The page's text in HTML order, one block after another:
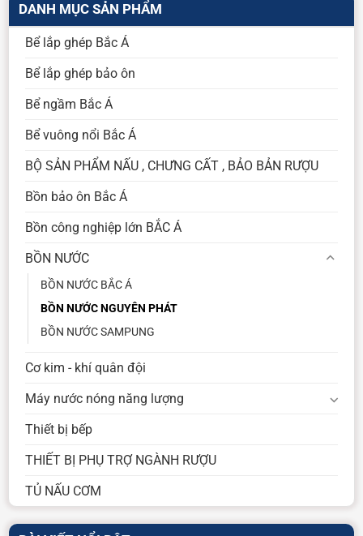
DANH MỤC SẢN PHẨM
Bể lắp ghép Bắc Á
Bể lắp ghép bảo ôn
Bể ngầm Bắc Á
Bể vuông nổi Bắc Á
BỘ SẢN PHẨM NẤU , CHƯNG CẤT , BẢO BẢN RƯỢU
Bồn bảo ôn Bắc Á
Bồn công nghiệp lớn BẮC Á
BỒN NƯỚC
BỒN NƯỚC BẮC Á
BỒN NƯỚC NGUYÊN PHÁT
BỒN NƯỚC SAMPUNG
Cơ kim - khí quân đội
Máy nước nóng năng lượng
Thiết bị bếp
THIẾT BỊ PHỤ TRỢ NGÀNH RƯỢU
TỦ NẤU CƠM